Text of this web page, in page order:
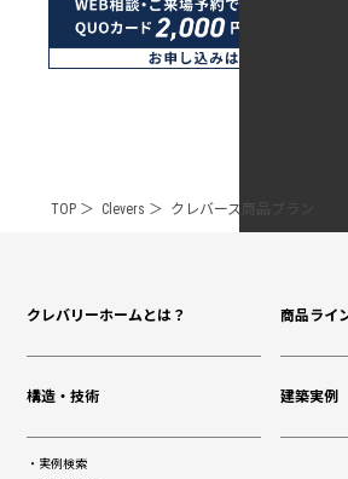
TOP Clevers クレバース商品プラン
クレバリーホームとは？ 商品ライ
構造・技術 建築実例
実例検索